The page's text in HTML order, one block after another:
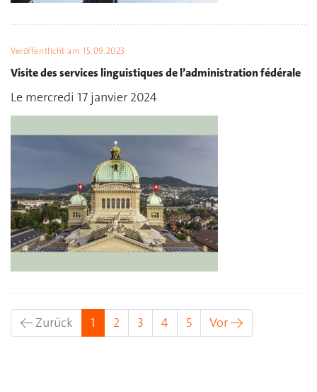
Veröffentlicht am15.09.2023
Visite des services linguistiques de l’administration fédérale
Le mercredi 17 janvier 2024
← Zurück 1 (aktuell)
2 3 4 5 Vor →